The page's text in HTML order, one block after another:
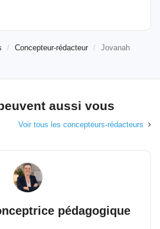
Concepteur-rédacteur Jovanah
aussi vous
Voir tous les concepteurs-rédacteurs
pédagogique